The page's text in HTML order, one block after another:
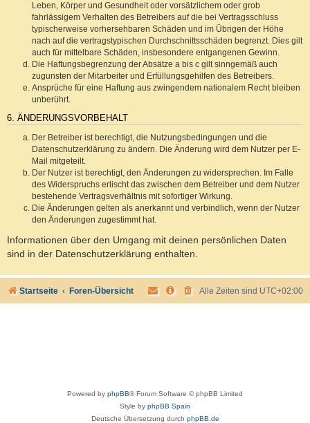
Leben, Körper und Gesundheit oder vorsätzlichem oder grob
fahrlässigem Verhalten des Betreibers auf die bei Vertragsschluss
typischerweise vorhersehbaren Schäden und im Übrigen der Höhe
nach auf die vertragstypischen Durchschnittsschäden begrenzt. Dies gilt
auch für mittelbare Schäden, insbesondere entgangenen Gewinn.
Die Haftungsbegrenzung der Absätze a bis c gilt sinngemäß auch
zugunsten der Mitarbeiter und Erfüllungsgehilfen des Betreibers.
Ansprüche für eine Haftung aus zwingendem nationalem Recht bleiben
unberührt.
6. ÄNDERUNGSVORBEHALT
Der Betreiber ist berechtigt, die Nutzungsbedingungen und die
Datenschutzerklärung zu ändern. Die Änderung wird dem Nutzer per E-
Mail mitgeteilt.
Der Nutzer ist berechtigt, den Änderungen zu widersprechen. Im Falle
des Widerspruchs erlischt das zwischen dem Betreiber und dem Nutzer
bestehende Vertragsverhältnis mit sofortiger Wirkung.
Die Änderungen gelten als anerkannt und verbindlich, wenn der Nutzer
den Änderungen zugestimmt hat.
Informationen über den Umgang mit deinen persönlichen Daten
sind in der Datenschutzerklärung enthalten.
Startseite Foren-Übersicht Alle Zeiten sind UTC+02:00
Powered by phpBB® Forum Software © phpBB Limited
Style by phpBB Spain
Deutsche Übersetzung durch phpBB.de